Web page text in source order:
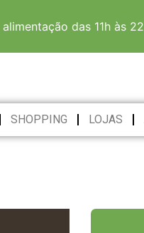
das 11h às
SHOPPING LOJAS